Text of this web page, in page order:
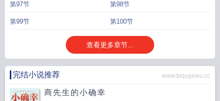
第97节 第98节
第99节 第100节
查看更多章节...
完结小说推荐 www.biqugewu.cc
商先生的小确幸